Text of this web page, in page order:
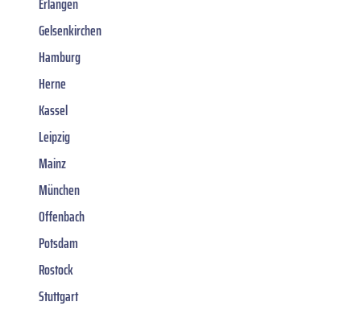
Gelsenkirchen
Hamburg
Herne
Kassel
Leipzig
Mainz
München
Offenbach
Potsdam
Rostock
Stuttgart